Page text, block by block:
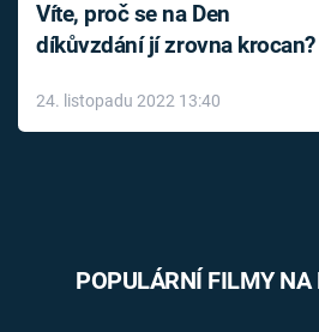
Víte, proč se na Den
díkůvzdání jí zrovna krocan?
24. listopadu 2022 13:40
POPULÁRNÍ FILMY